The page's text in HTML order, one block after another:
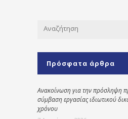
Πρόσφατα άρθρα
Ανακοίνωση για την πρόσληψη
σύμβαση εργασίας ιδιωτικού
χρόνου